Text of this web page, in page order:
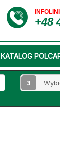
+48
KATALOG
3